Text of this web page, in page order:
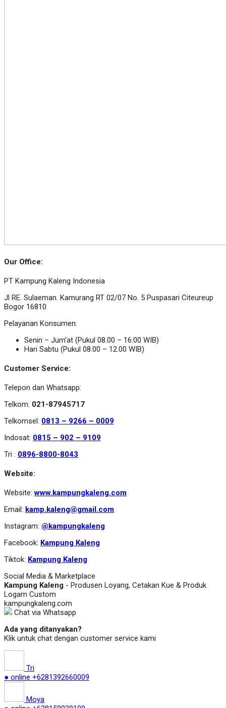
Our Office:
PT Kampung Kaleng Indonesia
Jl RE. Sulaeman. Kamurang RT 02/07 No. 5 Puspasari Citeureup
Bogor 16810
Pelayanan Konsumen:
Senin – Jum’at (Pukul 08.00 – 16.00 WIB)
Hari Sabtu (Pukul 08.00 – 12.00 WIB)
Customer Service:
Telepon dan Whatsapp:
Telkom: 021-87945717
Telkomsel: 0813 – 9266 – 0009
Indosat: 0815 – 902 – 9109
Tri : 0896-8800-8043
Website:
Website:www.kampungkaleng.com
Email: kamp.kaleng@gmail.com
Instagram: @kampungkaleng
Facebook: Kampung Kaleng
Tiktok: Kampung Kaleng
Social Media & Marketplace
Kampung Kaleng - Produsen Loyang, Cetakan Kue & Produk
Logam Custom
kampungkaleng.com
Chat via Whatsapp
Ada yang ditanyakan?
Klik untuk chat dengan customer service kami
Tri
● online +6281392660009
Moya